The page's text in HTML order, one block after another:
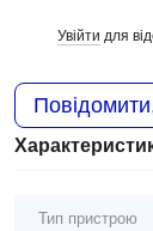
Увійти для
Тип пристрою